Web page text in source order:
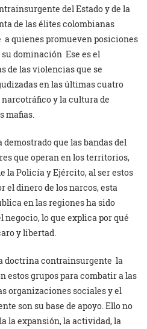
del Estado y de la
de las élites colombianas
quienes promueven posiciones
dominación Ese es el
de las violencias que se
en las últimas cuatro
y la cultura de
mafias.
que las bandas del
que operan en los territorios,
la Policía y Ejército, al ser estos
el dinero de los narcos, esta
en las regiones ha sido
lo que explica por qué
y libertad.
doctrina contrainsurgente la
estos grupos para combatir a las
organizaciones sociales y el
son su base de apoyo. Ello no
la expansión, la actividad, la